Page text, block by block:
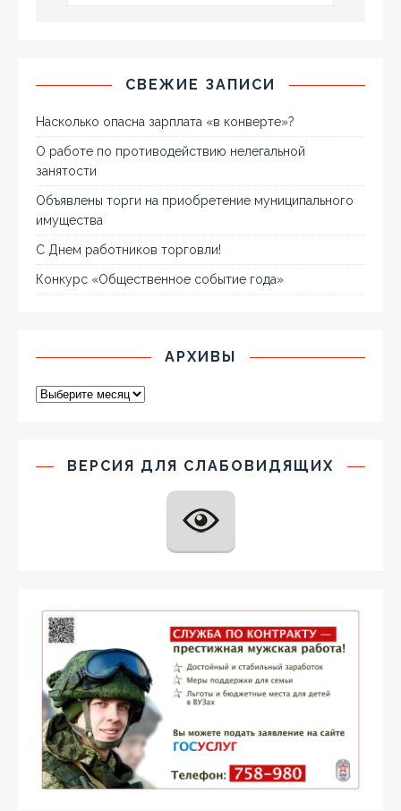
СВЕЖИЕ ЗАПИСИ
Насколько опасна зарплата «в конверте»?
О работе по противодействию нелегальной
занятости
Объявлены торги на приобретение муниципального
имущества
С Днем работников торговли!
Конкурс «Общественное событие года»
АРХИВЫ
ВЕРСИЯ ДЛЯ СЛАБОВИДЯЩИХ